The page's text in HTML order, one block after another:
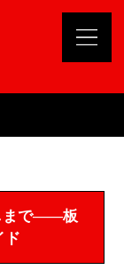
まで――板
ド